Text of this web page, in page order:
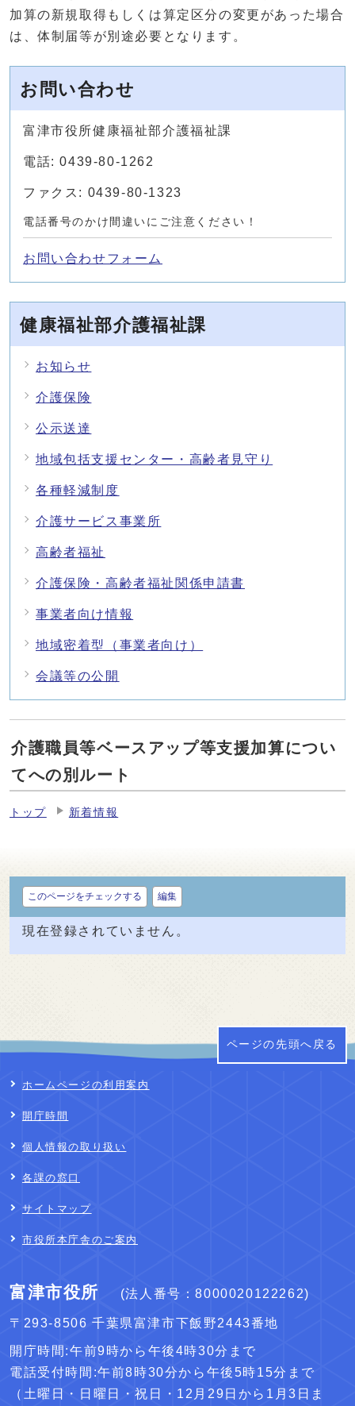
加算の新規取得もしくは算定区分の変更があった場合
は、体制届等が別途必要となります。
お問い合わせ
富津市役所健康福祉部介護福祉課
電話: 0439-80-1262
ファクス: 0439-80-1323
電話番号のかけ間違いにご注意ください！
お問い合わせフォーム
健康福祉部介護福祉課
お知らせ
介護保険
公示送達
地域包括支援センター・高齢者見守り
各種軽減制度
介護サービス事業所
高齢者福祉
介護保険・高齢者福祉関係申請書
事業者向け情報
地域密着型（事業者向け）
会議等の公開
介護職員等ベースアップ等支援加算につい
てへの別ルート
トップ 新着情報
このページをチェックする 編集
現在登録されていません。
ページの先頭へ戻る
ホームページの利用案内
開庁時間
個人情報の取り扱い
各課の窓口
サイトマップ
市役所本庁舎のご案内
富津市役所 (法人番号：8000020122262)
〒293-8506 千葉県富津市下飯野2443番地
開庁時間:午前9時から午後4時30分まで
電話受付時間:午前8時30分から午後5時15分まで
（土曜日・日曜日・祝日・12月29日から1月3日ま